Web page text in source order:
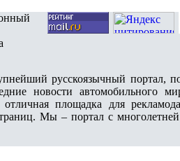
русскоязычный портал,
новости автомобильного
отличная площадка для
Мы – портал с